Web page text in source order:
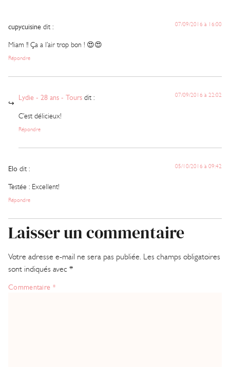
cupycuisine dit : 07/09/2016 à 16:00
Miam !! Ça a l’air trop bon ! 😍😍
Répondre
Lydie - 28 ans - Tours dit : 07/09/2016 à 22:02
C’est délicieux!
Répondre
Elo dit : 05/10/2016 à 09:42
Testée : Excellent!
Répondre
Laisser un commentaire
Votre adresse e-mail ne sera pas publiée. Les champs obligatoires
sont indiqués avec *
Commentaire *